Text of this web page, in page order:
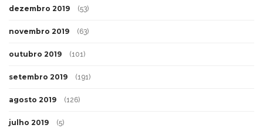
dezembro 2019 (53)
novembro 2019 (63)
outubro 2019 (101)
setembro 2019 (191)
agosto 2019 (126)
julho 2019 (5)